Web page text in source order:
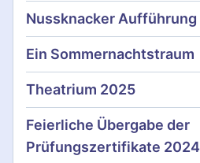
u
n
g
d
e
Nussknacker Aufführung
Ein Sommernachtstraum
Theatrium 2025
Feierliche Übergabe der
Prüfungszertifikate 2024